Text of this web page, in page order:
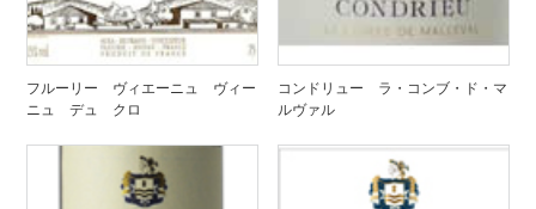
フルーリー ヴィエーニュ ヴィー
ニュ デュ クロ
コンドリュー ラ・コンブ・ド・マ
ルヴァル